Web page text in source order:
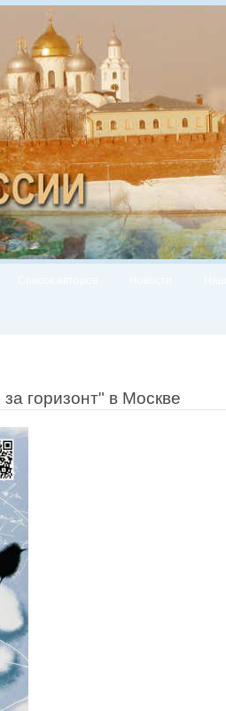
горизонт" в Москве